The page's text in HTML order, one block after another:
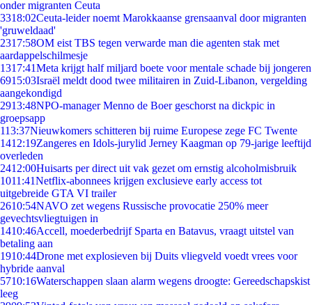
onder migranten Ceuta
3318:02Ceuta-leider noemt Marokkaanse grensaanval door migranten
'gruweldaad'
2317:58OM eist TBS tegen verwarde man die agenten stak met
aardappelschilmesje
1317:41Meta krijgt half miljard boete voor mentale schade bij jongeren
6915:03Israël meldt dood twee militairen in Zuid-Libanon, vergelding
aangekondigd
2913:48NPO-manager Menno de Boer geschorst na dickpic in
groepsapp
113:37Nieuwkomers schitteren bij ruime Europese zege FC Twente
1412:19Zangeres en Idols-jurylid Jerney Kaagman op 79-jarige leeftijd
overleden
2412:00Huisarts per direct uit vak gezet om ernstig alcoholmisbruik
1011:41Netflix-abonnees krijgen exclusieve early access tot
uitgebreide GTA VI trailer
2610:54NAVO zet wegens Russische provocatie 250% meer
gevechtsvliegtuigen in
1410:46Accell, moederbedrijf Sparta en Batavus, vraagt uitstel van
betaling aan
1910:44Drone met explosieven bij Duits vliegveld voedt vrees voor
hybride aanval
5710:16Waterschappen slaan alarm wegens droogte: Gereedschapskist
leeg